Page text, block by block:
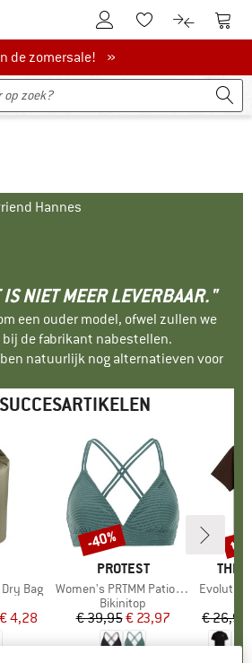
De klantenaccount
Naar deNaar de
zomersale!
de zomersale! »
Hannes
NIET MEER LEVERBAAR."
een ouder model, ofwel zullen we
de fabrikant nabestellen.
natuurlijk nog alternatieven voor
Bag
prijs
€ 4,28
MERK
PROTEST
Artikel
Women's PRTMM Patio Triangle
Productgroep
Bikinitop
Prijs
€ 39,95Verlaagde prijs
€ 23,97
Korting
-40%
MERK
THE
Artikel
Evolution
€ 26,95
tot